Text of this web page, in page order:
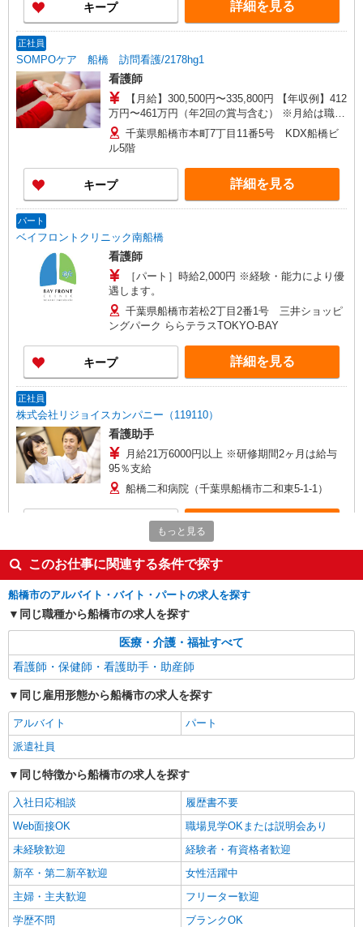
月平均的に支払われる手当を含みます。 ◎月給は
経験により異なります。 ◎残業時は別途時間外手
年支給
キープ 詳細を見る
正社員
SOMPOケア 船橋 訪問看護/2178hg1
看護師
【月給】300,500円〜335,800円 【年収例】412
万円〜461万円（年2回の賞与含む） ※月給は職務
手当、働きがい向上手当等、毎月平均的に支払わ
れる手当を含みます。 ◎オンコール手当別途支
給：1,000円〜2,000円/日 ◎月給は経験により異な
ります。 ◎残業時は別途時間外手当支給（超過1
分〜） ◎賞与 基本給2.08ヶ月分/年支給
千葉県船橋市本町7丁目11番5号 KDX船橋ビ
ル5階
キープ 詳細を見る
パート
ベイフロントクリニック南船橋
看護師
［パート］時給2,000円 ※経験・能力により優
遇します。
千葉県船橋市若松2丁目2番1号 三井ショッピ
ングパーク ららテラスTOKYO-BAY
キープ 詳細を見る
正社員
株式会社リジョイスカンパニー（119110）
看護助手
月給21万6000円以上 ※研修期間2ヶ月は給与
95％支給
船橋二和病院（千葉県船橋市二和東5-1-1）
パート
株式会社リジョイスカンパニー（119110）
看護助手
時給1600円以上 ※研修期間2ヶ月は給与95％
支給 ※22:00〜23:00は時給2000円
船橋二和病院（千葉県船橋市二和東5-1-1）
キープ
パート
パナソニック エイジフリーハウス船橋習志野台 看護小規模多機能
看護師／サ高住／看護小規模多機能／パート／
夜勤なし
時給2,060円以上 正看護師 時給2,060円以上
★★上記時給に加えさらに別途月額手当支給あり
★★ ※一律処遇改善加算含む 〇時間外勤務手当
〇土日祝勤務手当 〇夜勤手当 〇深夜勤務手当 〇
年末年始勤務手当 〇早朝7:00〜8:00/夜間18:00〜
20:00は時給25％UP
パナソニック エイジフリーハウス船橋習志野
台 千葉県船橋市習志野台8丁目41番10号
キープ 詳細を見る
パート
もっと見る
このお仕事に関連する条件で探す
船橋市のアルバイト・バイト・パートの求人を探す
同じ職種から船橋市の求人を探す
医療・介護・福祉すべて
看護師・保健師・看護助手・助産師
同じ雇用形態から船橋市の求人を探す
アルバイト
パート
派遣社員
同じ特徴から船橋市の求人を探す
入社日応相談
履歴書不要
Web面接OK
職場見学OKまたは説明会あり
未経験歓迎
経験者・有資格者歓迎
新卒・第二新卒歓迎
女性活躍中
主婦・主夫歓迎
フリーター歓迎
学歴不問
ブランクOK